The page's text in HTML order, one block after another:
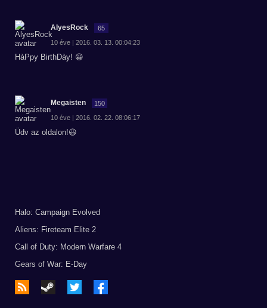
AlyesRock 65
10 éve | 2016. 03. 13. 00:04:23
HàPpy BirthDày! 😀
Megaisten 150
10 éve | 2016. 02. 22. 08:06:17
Üdv az oldalon!😃
Halo: Campaign Evolved
Aliens: Fireteam Elite 2
Call of Duty: Modern Warfare 4
Gears of War: E-Day